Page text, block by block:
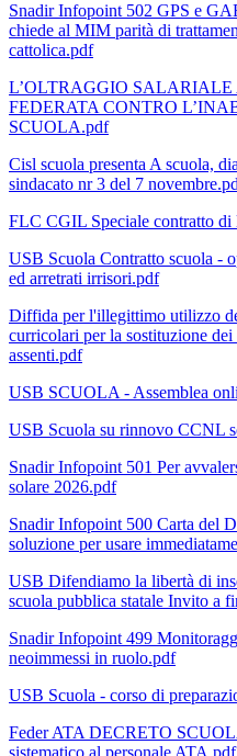
Snadir Infopoint 502 GPS e
chiede al MIM parità di
cattolica.pdf
L’OLTRAGGIO
FEDERATA CONTRO
SCUOLA.pdf
Cisl scuola presenta A scuola,
sindacato nr 3 del 7
FLC CGIL Speciale contratto di
USB Scuola Contratto scuola -
ed arretrati irrisori.pdf
Diffida per l'illegittimo utilizzo
curricolari per la sostituzione
assenti.pdf
USB SCUOLA - Assemblea
USB Scuola su rinnovo CCNL
Snadir Infopoint 501 Per
solare 2026.pdf
Snadir Infopoint 500 Carta del
soluzione per usare
USB Difendiamo la libertà di
scuola pubblica statale Invito a
Snadir Infopoint 499
neoimmessi in ruolo.pdf
USB Scuola - corso di
Feder ATA DECRETO